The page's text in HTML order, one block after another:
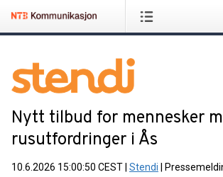
Nytt tilbud for mennesker
rusutfordringer i Ås
10.6.2026 15:00:50 CEST Stendi